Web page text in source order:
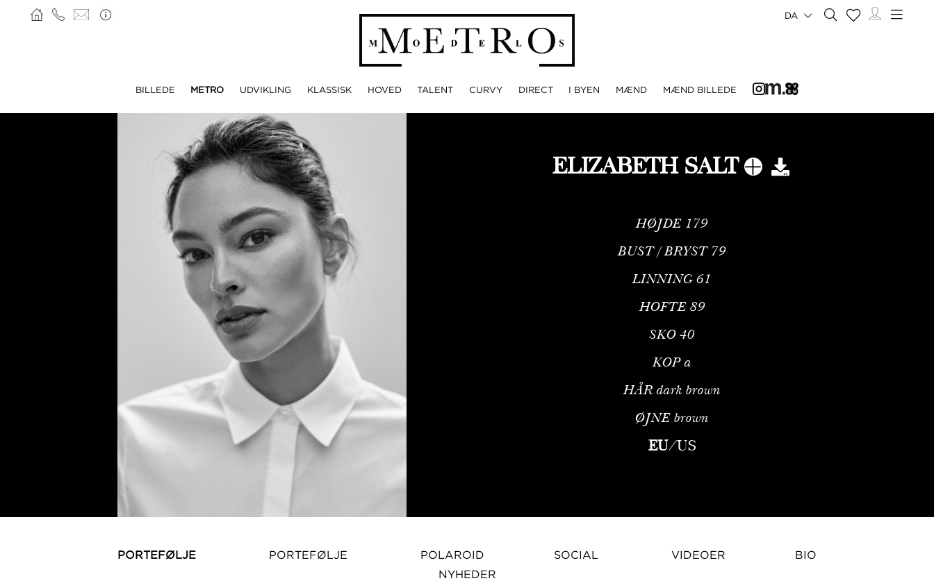
BILLEDE METRO UDVIKLING KLASSISK HOVED TALENT CURVY DIRECT I BYEN MÆND MÆND BILLEDE
DA
ELIZABETH SALT
HØJDE 179
BUST / BRYST 79
LINNING 61
HOFTE 89
SKO 40
KOP a
HÅR dark brown
ØJNE brown
EU/US
Elizabeth Salt er en fremtrædende canadisk model, der er berømt for sin markante
PORTEFØLJE PORTEFØLJE POLAROID SOCIAL VIDEOER
BIO
NYHEDER